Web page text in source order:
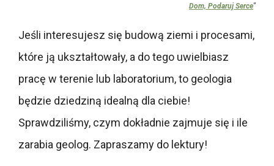
Dom, Podaruj Serce"
Jeśli interesujesz się budową ziemi i procesami,
które ją ukształtowały, a do tego uwielbiasz
pracę w terenie lub laboratorium, to geologia
będzie dziedziną idealną dla ciebie!
Sprawdziliśmy, czym dokładnie zajmuje się i ile
zarabia geolog. Zapraszamy do lektury!